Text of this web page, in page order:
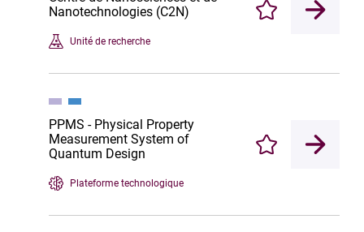
Nanotechnologies (C2N)
Unité de recherche
Enregistrer
PPMS - Physical Property
Measurement System of
Quantum Design
Plateforme technologique
Enregistrer